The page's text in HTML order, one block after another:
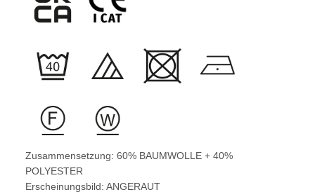
Zusammensetzung: 60% BAUMWOLLE + 40%
POLYESTER
Erscheinungsbild: ANGERAUT